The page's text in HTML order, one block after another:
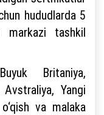
hududlarda 5
markazi tashkil
Britaniya,
Avstraliya, Yangi
va malaka